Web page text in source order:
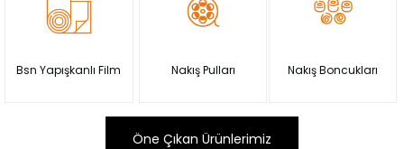
Bsn Yapışkanlı Film Nakış Pulları Nakış Boncukları
Öne Çıkan Ürünlerimiz